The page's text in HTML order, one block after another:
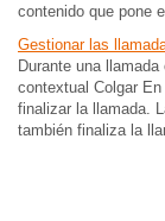
contenido que pone
Gestionar las
Durante una
contextual Colgar
finalizar la llamada.
también finaliza la